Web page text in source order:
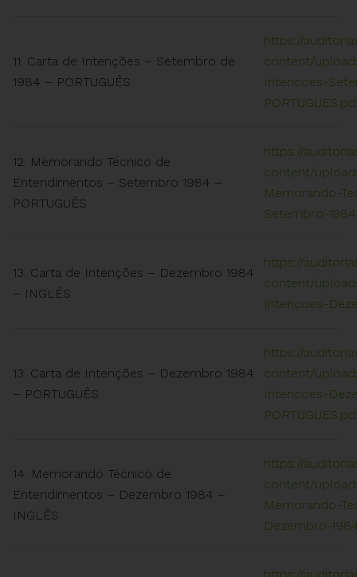
11. Carta de Intenções – Setembro de
1984 – PORTUGUÊS
https://
content/
Intencoes-
12. Memorando Técnico de
Entendimentos – Setembro 1984 –
PORTUGUÊS
https://
content/
Memorando-
Setembro-
13. Carta de Intenções – Dezembro 1984
– INGLÊS
https://
content/
Intencoes-
13. Carta de Intenções – Dezembro 1984
– PORTUGUÊS
https://
content/
Intencoes-
14. Memorando Técnico de
Entendimentos – Dezembro 1984 –
INGLÊS
https://
content/
Memorando-
Dezembro-